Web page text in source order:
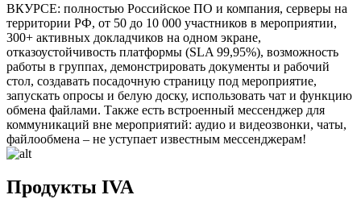
ВКУРСЕ: полностью Российское ПО и компания, серверы на
территории РФ, от 50 до 10 000 участников в мероприятии,
300+ активных докладчиков на одном экране,
отказоустойчивость платформы (SLA 99,95%), возможность
работы в группах, демонстрировать документы и рабочий
стол, создавать посадочную страницу под мероприятие,
запускать опросы и белую доску, использовать чат и функцию
обмена файлами. Также есть встроенный мессенджер для
коммуникаций вне мероприятий: аудио и видеозвонки, чаты,
файлообмена – не уступает известным мессенджерам!
Продукты IVA